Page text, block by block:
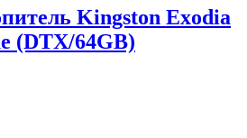
Kingston Exodia
(DTX/64GB)